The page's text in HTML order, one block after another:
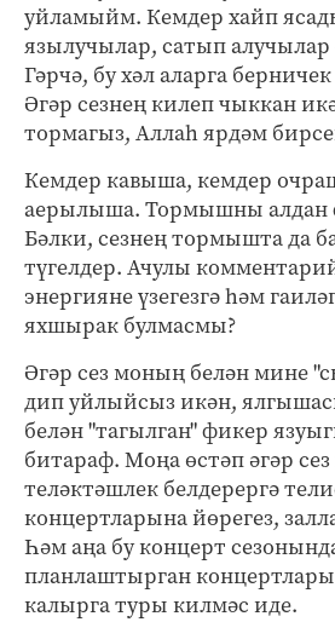
уйламыйм. Кемдер хайп
язылучылар, сатып
Гәрчә, бу хәл аларга
Әгәр сезнең килеп чыккан
тормагыз, Аллаһ ярдәм
Кемдер кавыша, кемдер
аерылыша. Тормышны алдан
Бәлки, сезнең тормышта да
түгелдер. Ачулы
энергияне үзегезгә һәм
яхшырак булмасмы?
Әгәр сез моның белән мине
дип уйлыйсыз икән,
белән "тагылган" фикер
битараф. Моңа өстәп әгәр
теләктәшлек белдерергә
концертларына йөрегез,
Һәм аңа бу концерт
планлаштырган
калырга туры килмәс иде.